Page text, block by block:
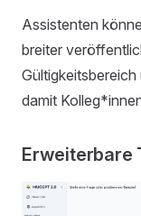
Assistenten
breiter
damit
Erweiterbare